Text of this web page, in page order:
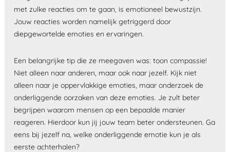
met zulke reacties om te gaan, is emotioneel bewustzijn.
Jouw reacties worden namelijk getriggerd door
diepgewortelde emoties en ervaringen.
Een belangrijke tip die ze meegaven was: toon compassie!
Niet alleen naar anderen, maar ook naar jezelf. Kijk niet
alleen naar je oppervlakkige emoties, maar onderzoek de
onderliggende oorzaken van deze emoties. Je zult beter
begrijpen waarom mensen op een bepaalde manier
reageren. Hierdoor kun jij jouw team beter ondersteunen. Ga
eens bij jezelf na, welke onderliggende emotie kun je als
eerste achterhalen?